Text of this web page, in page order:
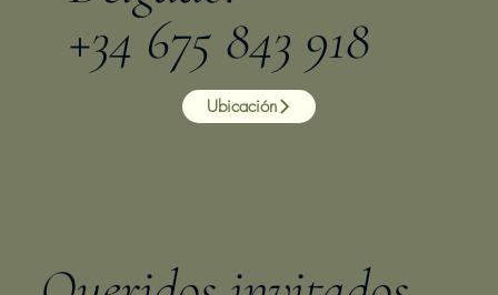
Ubicación
+34 675 843 918